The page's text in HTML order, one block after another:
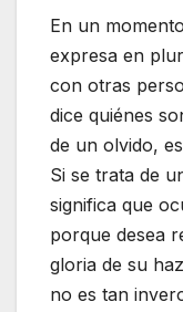
En un
expresa en
con otras
dice quiénes
de un olvido,
Si se trata de
significa que
porque desea
gloria de su
no es tan